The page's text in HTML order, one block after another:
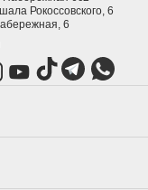
Рокоссовского, 6
6